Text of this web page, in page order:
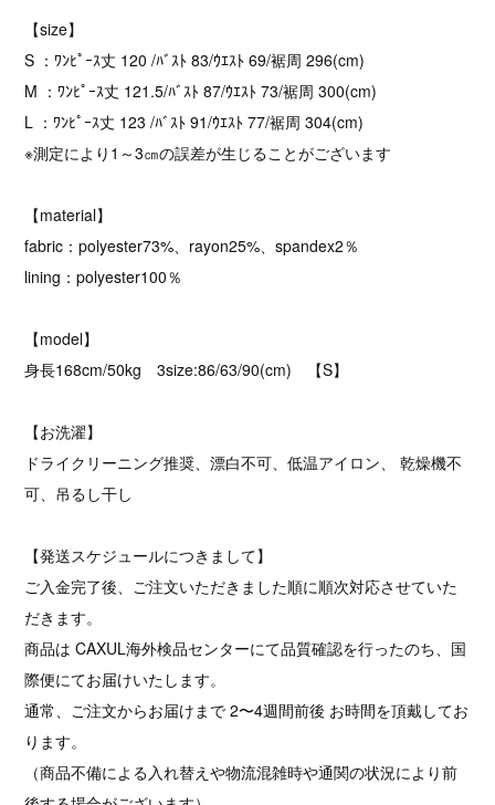
【size】
S ：ﾜﾝﾋﾟｰｽ丈 120 /ﾊﾞｽﾄ 83/ｳｴｽﾄ 69/裾周 296(cm)
M ：ﾜﾝﾋﾟｰｽ丈 121.5/ﾊﾞｽﾄ 87/ｳｴｽﾄ 73/裾周 300(cm)
L ：ﾜﾝﾋﾟｰｽ丈 123 /ﾊﾞｽﾄ 91/ｳｴｽﾄ 77/裾周 304(cm)
※測定により1～3㎝の誤差が生じることがございます
【material】
fabric：polyester73%、rayon25%、spandex2％
lining：polyester100％
【model】
身長168cm/50kg 3size:86/63/90(cm) 【S】
【お洗濯】
ドライクリーニング推奨、漂白不可、低温アイロン、 乾燥機不
可、吊るし干し
【発送スケジュールにつきまして】
ご入金完了後、ご注文いただきました順に順次対応させていた
だきます。
商品は CAXUL海外検品センターにて品質確認を行ったのち、国
際便にてお届けいたします。
通常、ご注文からお届けまで 2〜4週間前後 お時間を頂戴してお
ります。
（商品不備による入れ替えや物流混雑時や通関の状況により前